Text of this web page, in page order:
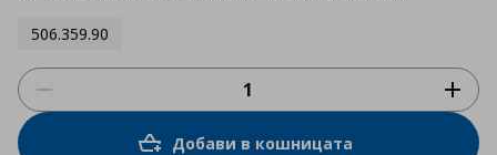
506.359.90
Добави в кошницата